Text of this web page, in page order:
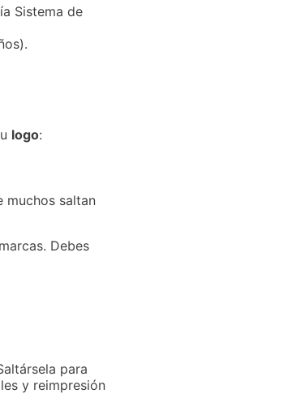
Sistema de
logo:
muchos saltan
Debes
para
y reimpresión